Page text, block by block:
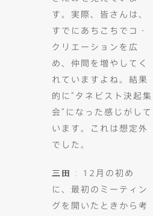
す。実際、皆さんは、
すでにあちこちでコ・
クリエーションを広
め、仲間を増やしてく
れていますよね。結果
的に“タネビスト決起集
会”になった感じがして
います。これは想定外
でした。
三田 : 12月の初め
に、最初のミーティン
グを開いたときから考